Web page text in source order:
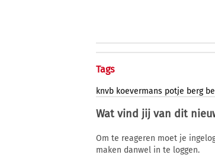
Tags
knvb koevermans potje berg
Wat vind jij van dit
Om te reageren moet je
maken danwel in te loggen.